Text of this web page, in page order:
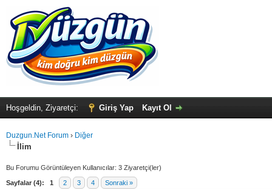
Hoşgeldin, Ziyaretçi: Giriş Yap Kayıt Ol
Duzgun.Net Forum › Diğer
İlim
Bu Forumu Görüntüleyen Kullanıcılar: 3 Ziyaretçi(ler)
Sayfalar (4): 1 2 3 4 Sonraki »